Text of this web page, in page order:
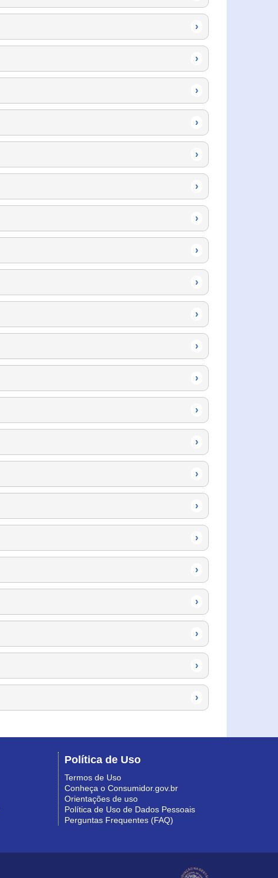
›
›
›
›
›
›
›
›
›
›
›
›
›
›
›
›
›
›
›
›
›
›
Política de Uso
Termos de Uso
Conheça o Consumidor.gov.br
Orientações de uso
Política de Uso de Dados Pessoais
Perguntas Frequentes (FAQ)